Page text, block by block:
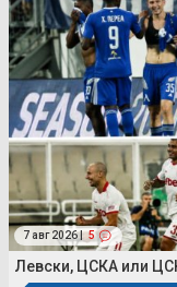
7 авг 2026 | 5
Левски, ЦСКА или